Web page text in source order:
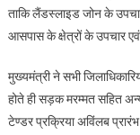
ताकि लैंडस्लाइड जोन के
आसपास के क्षेत्रों के उपचार एवं
मुख्यमंत्री ने सभी
होते ही सड़क मरम्मत सहित
टेण्डर प्रक्रिया अविंलब